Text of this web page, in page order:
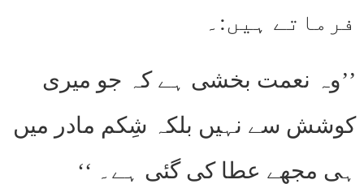
فرماتے ہیں:۔
’’وہ نعمت بخشی ہے کہ جو میری
کوشش سے نہیں بلکہ شِکم مادر میں
ہی مجھے عطا کی گئی ہے۔ ‘‘